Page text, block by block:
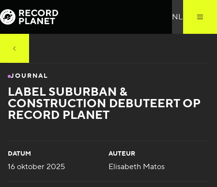
JOURNAL
LABEL SUBURBAN &
CONSTRUCTION DEBUTEERT OP
RECORD PLANET
DATUM
16 oktober 2025
AUTEUR
Elisabeth Matos